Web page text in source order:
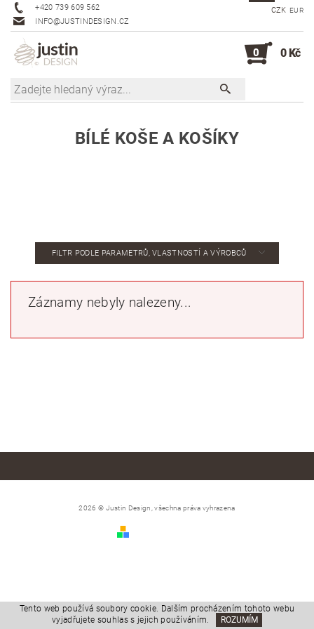
+420 739 609 562
INFO@JUSTINDESIGN.CZ
CZK EUR
0 0 Kč
BÍLÉ KOŠE A KOŠÍKY
FILTR PODLE PARAMETRŮ, VLASTNOSTÍ A VÝROBCŮ
Záznamy nebyly nalezeny...
2026 © Justin Design, všechna práva vyhrazena
Tento web používá soubory cookie. Dalším procházením tohoto webu
vyjadřujete souhlas s jejich používáním.
ROZUMÍM